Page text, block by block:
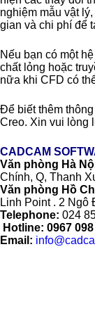
nghiệm mẫu vật
gian và chi phí để
Nếu bạn có một
chất lỏng hoặc
nữa khi CFD có
Để biết thêm
Creo. Xin vui lòng
CADCAM
Văn phòng Hà
Chính, Q, Thanh
Văn phòng Hồ
Linh Point . 2 Ngô
Telephone: 024
Hotline: 0967
Email: